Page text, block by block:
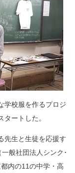
学校服を作るプロジ
ートした。
先生と生徒を応援す
般社団法人シンク･
内の11の中学・高